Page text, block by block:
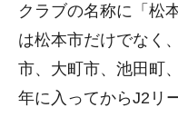
クラブの名称に「松
は松本市だけでなく
市、大町市、池田町
年に入ってからJ2リ